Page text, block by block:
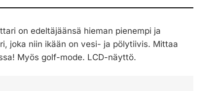
on edeltäjäänsä hieman pienempi ja
joka niin ikään on vesi- ja pölytiivis. Mittaa
Myös golf-mode. LCD-näyttö.